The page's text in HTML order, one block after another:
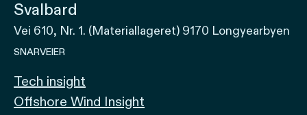
Svalbard
Vei 610, Nr. 1. (Materiallageret) 9170 Longyearbyen
SNARVEIER
Tech insight
Offshore Wind Insight